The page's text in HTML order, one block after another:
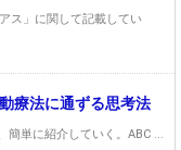
ス」に関して記載してい
療法に通ずる思考法
簡単に紹介していく。ABC ...